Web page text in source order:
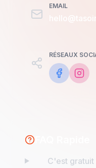
EMAIL
RÉSEAUX
C'est